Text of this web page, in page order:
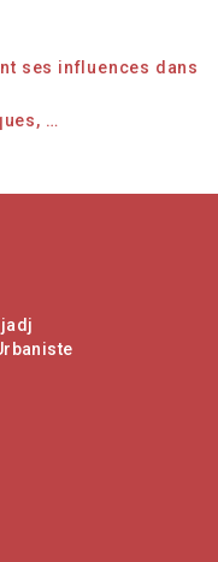
ses influences dans
…